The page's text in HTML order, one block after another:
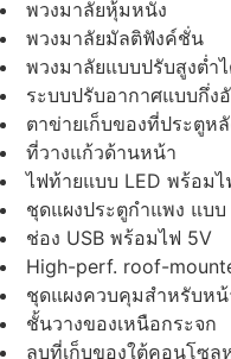
พวงมาลัยหุ้มหนัง
พวงมาลัยมัลติฟังค์ชั่น
พวงมาลัยแบบปรับสูงต่ำ
ระบบปรับอากาศแบบกึ่ง
ตาข่ายเก็บของที่ประตูหลั
ที่วางแก้วด้านหน้า
ไฟท้ายแบบ LED พร้อมไ
ชุดแผงประตูกำแพง แบบ
ช่อง USB พร้อมไฟ 5V
High-perf. roof-
ชุดแผงควบคุมสำหรับหน้
ชั้นวางของเหนือกระจก
ลบที่เก็บของใต้คอนโซล